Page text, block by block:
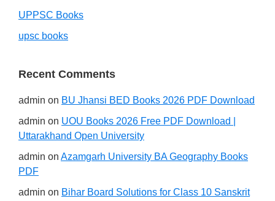
UPPSC Books
upsc books
Recent Comments
admin on BU Jhansi BED Books 2026 PDF Download
admin on UOU Books 2026 Free PDF Download |
Uttarakhand Open University
admin on Azamgarh University BA Geography Books
PDF
admin on Bihar Board Solutions for Class 10 Sanskrit